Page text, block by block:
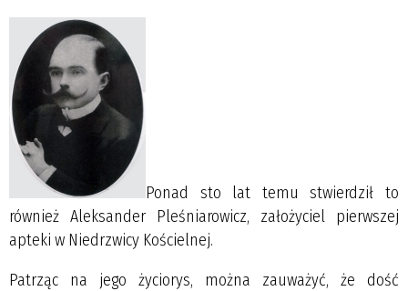
Ponad sto lat temu stwierdził to
również Aleksander Pleśniarowicz, założyciel pierwszej
apteki w Niedrzwicy Kościelnej.
Patrząc na jego życiorys, można zauważyć, że dość